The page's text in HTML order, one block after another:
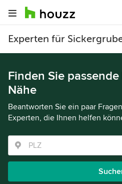
Experten für
Finden Sie
Nähe
Beantworten Sie ein paar
Experten, die Ihnen helfen